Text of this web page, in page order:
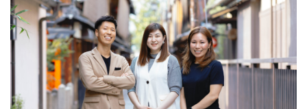
Q&A
企業担当の方へ
企業ログイン
会員登録